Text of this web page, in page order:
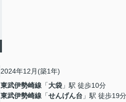
2024年12月(築1年)
東武伊勢崎線 「大袋 」駅 徒歩10分
東武伊勢崎線 「せんげん台 」駅 徒歩19分